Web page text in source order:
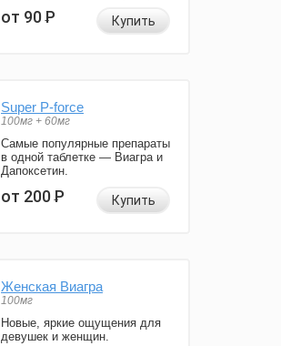
от 90Р Купить
Super P-force
100мг + 60мг
Самые популярные препараты
в одной таблетке — Виагра и
Дапоксетин.
от 200Р Купить
Женская Виагра
100мг
Новые, яркие ощущения для
девушек и женщин.